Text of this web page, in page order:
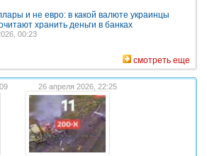
и не евро: в какой валюте украинцы
хранить деньги в банках
00:23
смотреть еще
26 апреля 2026, 22:25